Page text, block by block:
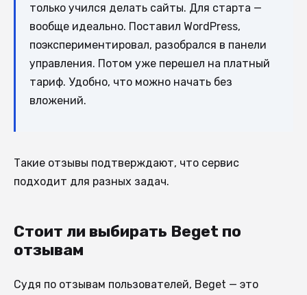
только учился делать сайты. Для старта —
вообще идеально. Поставил WordPress,
поэкспериментировал, разобрался в панели
управления. Потом уже перешел на платный
тариф. Удобно, что можно начать без
вложений.
Такие отзывы подтверждают, что сервис
подходит для разных задач.
Стоит ли выбирать Beget по
отзывам
Судя по отзывам пользователей, Beget — это